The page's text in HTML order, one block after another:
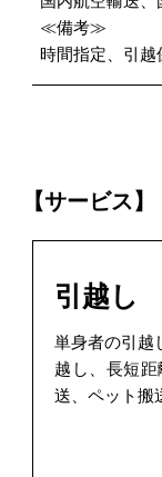
≪備考≫
時間指定、引
【サービス】
引越し
単身者の引越
越し、長短
送、ペット搬